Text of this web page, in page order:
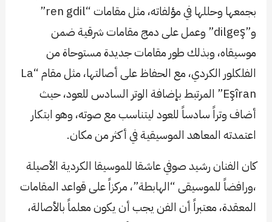
بجمعها وحللها في مؤلفاته، مثل مقامات “ren gdil”
و”dilgeş” وعمل على دمج مقامات شرقية ضمن
موسيقاه، وبذلك طور مقامات جديدة مستوحاة من
الفلكلور الكردي، مع الحفاظ على أصالتها، مثل مقام “La
Eşîran” المرتبط بإضافة الوتر السادس للعود، حيث
أضاف وتراً سادساً للعود ليتناسب مع صوته، وهو ابتكار
اعتمدته المعاهد الموسيقية في أكثر من مكان.
كان الفنان رشيد صوفي عاشقا للموسيقا الكردية الأصيلة
،ورافضاً للموسيقى “الهابطة”، مركزاً على قواعد المقامات
المعقدة، معتبراً أن الفن يجب أن يكون معلماً بالأصالة،